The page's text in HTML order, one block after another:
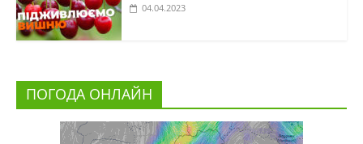
04.04.2023
ПОГОДА ОНЛАЙН